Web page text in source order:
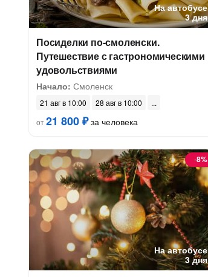
На автобусе
3 дня
Посиделки по-смоленски.
Путешествие с гастрономическими
удовольствиями
Начало: Смоленск
21 авг в 10:00
28 авг в 10:00
от21 800 ₽за человека
На автобусе
3 дня
-8%